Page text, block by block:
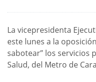
La vicepresidenta
este lunes a la
sabotear” los servicios
Salud, del Metro de